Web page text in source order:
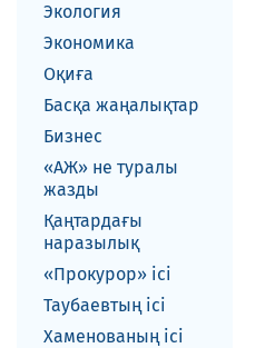
Экология
Экономика
Оқиға
Басқа жаңалықтар
Бизнес
«АЖ» не туралы
жазды
Қаңтардағы
наразылық
«Прокурор» ісі
Таубаевтың ісі
Хаменованың ісі